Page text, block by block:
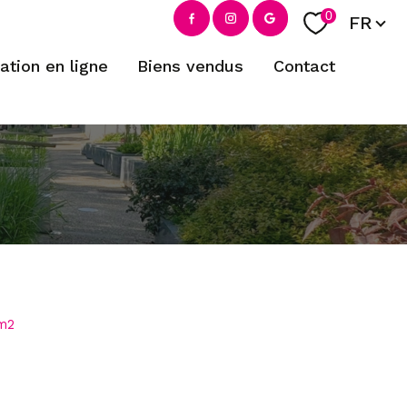
0 FR
en ligne biens vendus contact